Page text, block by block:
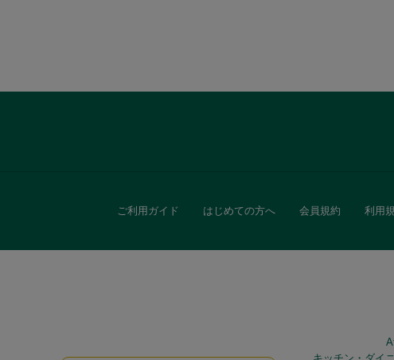
ご利用ガイド はじめての方へ 会員規約 利用